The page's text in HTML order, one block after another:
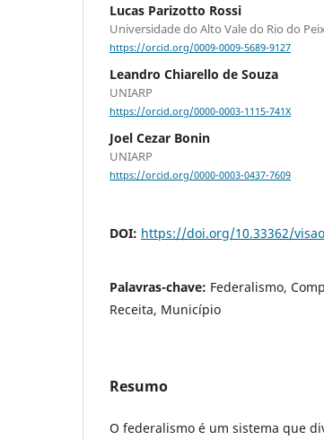
Lucas Parizotto Rossi
Universidade do Alto Vale do Rio do
https://orcid.org/0009-0009-5689-9127
Leandro Chiarello de Souza
UNIARP
https://orcid.org/0000-0003-1115-741X
Joel Cezar Bonin
UNIARP
https://orcid.org/0000-0003-0437-7609
DOI: https://doi.org/10.33362/
Palavras-chave: Federalismo,
Receita, Município
Resumo
O federalismo é um sistema que